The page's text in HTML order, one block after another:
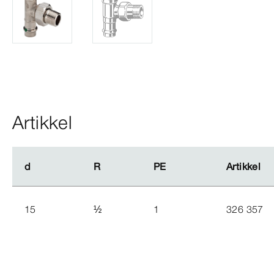
Artikkel
d R PE Artikkel
d R PE Artikkel
15 ½ 1 326 357